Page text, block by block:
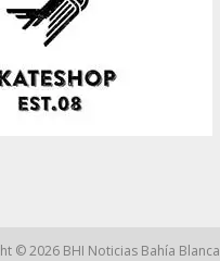
© 2026 BHI Noticias Bahía Blanca